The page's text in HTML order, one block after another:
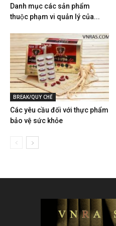
Danh mục các sản phẩm
thuộc phạm vi quản lý của...
BREAK/QUY CHẾ
Các yêu cầu đối với thực phẩm
bảo vệ sức khỏe